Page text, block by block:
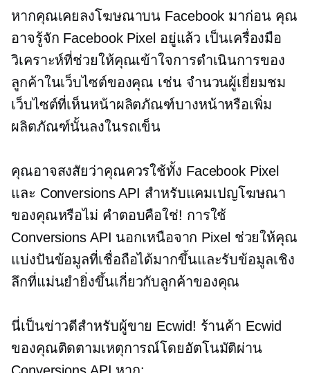
หากคุณเคยลงโฆษณาบน Facebook มาก่อน คุณ
อาจรู้จัก Facebook Pixel อยู่แล้ว เป็นเครื่องมือ
วิเคราะห์ที่ช่วยให้คุณเข้าใจการดำเนินการของ
ลูกค้าในเว็บไซต์ของคุณ เช่น จำนวนผู้เยี่ยมชม
เว็บไซต์ที่เห็นหน้าผลิตภัณฑ์บางหน้าหรือเพิ่ม
ผลิตภัณฑ์นั้นลงในรถเข็น
คุณอาจสงสัยว่าคุณควรใช้ทั้ง Facebook Pixel
และ Conversions API สำหรับแคมเปญโฆษณา
ของคุณหรือไม่ คำตอบคือใช่! การใช้
Conversions API นอกเหนือจาก Pixel ช่วยให้คุณ
แบ่งปันข้อมูลที่เชื่อถือได้มากขึ้นและรับข้อมูลเชิง
ลึกที่แม่นยำยิ่งขึ้นเกี่ยวกับลูกค้าของคุณ
นี่เป็นข่าวดีสำหรับผู้ขาย Ecwid! ร้านค้า Ecwid
ของคุณติดตามเหตุการณ์โดยอัตโนมัติผ่าน